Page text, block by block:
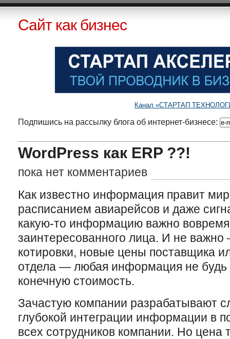
Сайт как бизнес
Канал «СТАРТАП
Подпишись на рассылку блога об интернет-бизнесе:
WordPress как ERP ??!
пока нет комментариев
Как известно информация правит
расписанием авиарейсов и даже
какую-то информацию важно
заинтересованного лица. И не
котировки, новые цены поставщика
отдела — любая информация не будь
конечную стоимость.
Зачастую компании разрабатывают
глубокой интеграции информации в
всех сотрудников компании. Но цена